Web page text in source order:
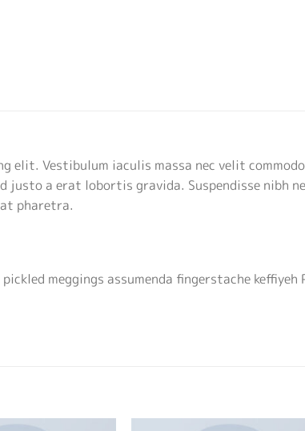
elit. Vestibulum iaculis massa nec velit
justo a erat lobortis gravida. Suspendisse nibh
pharetra.
meggings assumenda fingerstache keffiyeh